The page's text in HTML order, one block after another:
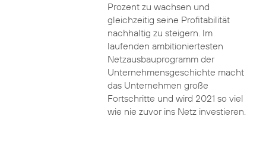
Prozent zu wachsen und
gleichzeitig seine Profitabilität
nachhaltig zu steigern. Im
laufenden ambitioniertesten
Netzausbauprogramm der
Unternehmensgeschichte macht
das Unternehmen große
Fortschritte und wird 2021 so viel
wie nie zuvor ins Netz investieren.